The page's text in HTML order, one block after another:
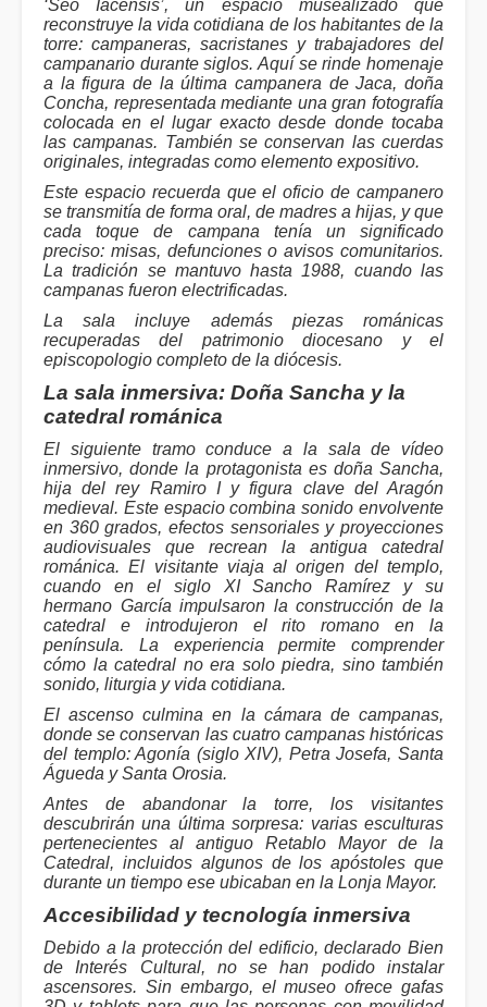
‘Seo Iacensis’, un espacio musealizado que
reconstruye la vida cotidiana de los habitantes de la
torre: campaneras, sacristanes y trabajadores del
campanario durante siglos. Aquí se rinde homenaje
a la figura de la última campanera de Jaca, doña
Concha, representada mediante una gran fotografía
colocada en el lugar exacto desde donde tocaba
las campanas. También se conservan las cuerdas
originales, integradas como elemento expositivo.
Este espacio recuerda que el oficio de campanero
se transmitía de forma oral, de madres a hijas, y que
cada toque de campana tenía un significado
preciso: misas, defunciones o avisos comunitarios.
La tradición se mantuvo hasta 1988, cuando las
campanas fueron electrificadas.
La sala incluye además piezas románicas
recuperadas del patrimonio diocesano y el
episcopologio completo de la diócesis.
La sala inmersiva: Doña Sancha y la
catedral románica
El siguiente tramo conduce a la sala de vídeo
inmersivo, donde la protagonista es doña Sancha,
hija del rey Ramiro I y figura clave del Aragón
medieval. Este espacio combina sonido envolvente
en 360 grados, efectos sensoriales y proyecciones
audiovisuales que recrean la antigua catedral
románica. El visitante viaja al origen del templo,
cuando en el siglo XI Sancho Ramírez y su
hermano García impulsaron la construcción de la
catedral e introdujeron el rito romano en la
península. La experiencia permite comprender
cómo la catedral no era solo piedra, sino también
sonido, liturgia y vida cotidiana.
El ascenso culmina en la cámara de campanas,
donde se conservan las cuatro campanas históricas
del templo: Agonía (siglo XIV), Petra Josefa, Santa
Águeda y Santa Orosia.
Antes de abandonar la torre, los visitantes
descubrirán una última sorpresa: varias esculturas
pertenecientes al antiguo Retablo Mayor de la
Catedral, incluidos algunos de los apóstoles que
durante un tiempo ese ubicaban en la Lonja Mayor.
Accesibilidad y tecnología inmersiva
Debido a la protección del edificio, declarado Bien
de Interés Cultural, no se han podido instalar
ascensores. Sin embargo, el museo ofrece gafas